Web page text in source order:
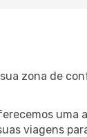
zona de
uma
viagens